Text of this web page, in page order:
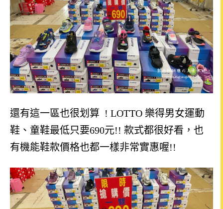
還有這一區也很划算 ! LOTTO 樂得男女運動
鞋、童鞋最低只要690元!! 款式都很好看，也
有機能鞋款價格也都一樣非常實惠喔!!